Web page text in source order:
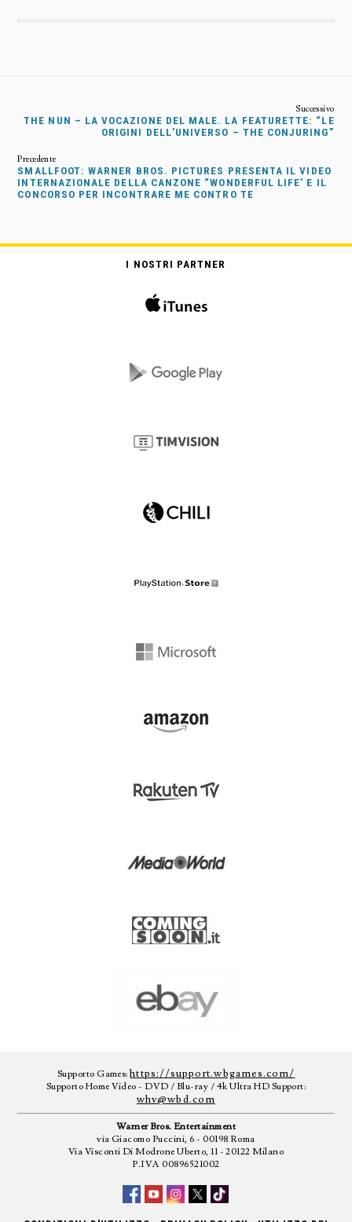
THE NUN – LA VOCAZIONE DEL MALE. LA FEATURETTE: “LE
ORIGINI DELL’UNIVERSO – THE CONJURING”
SMALLFOOT: WARNER BROS. PICTURES PRESENTA IL VIDEO
INTERNAZIONALE DELLA CANZONE “WONDERFUL LIFE’ E IL
CONCORSO PER INCONTRARE ME CONTRO TE
I NOSTRI PARTNER
Supporto Games:https://support.wbgames.com/
Supporto Home Video - DVD / Blu-ray / 4k Ultra HD Support:
whv@wbd.com
Warner Bros. Entertainment
via Giacomo Puccini, 6 - 00198 Roma
Via Visconti Di Modrone Uberto, 11 - 20122 Milano
P.IVA 00896521002